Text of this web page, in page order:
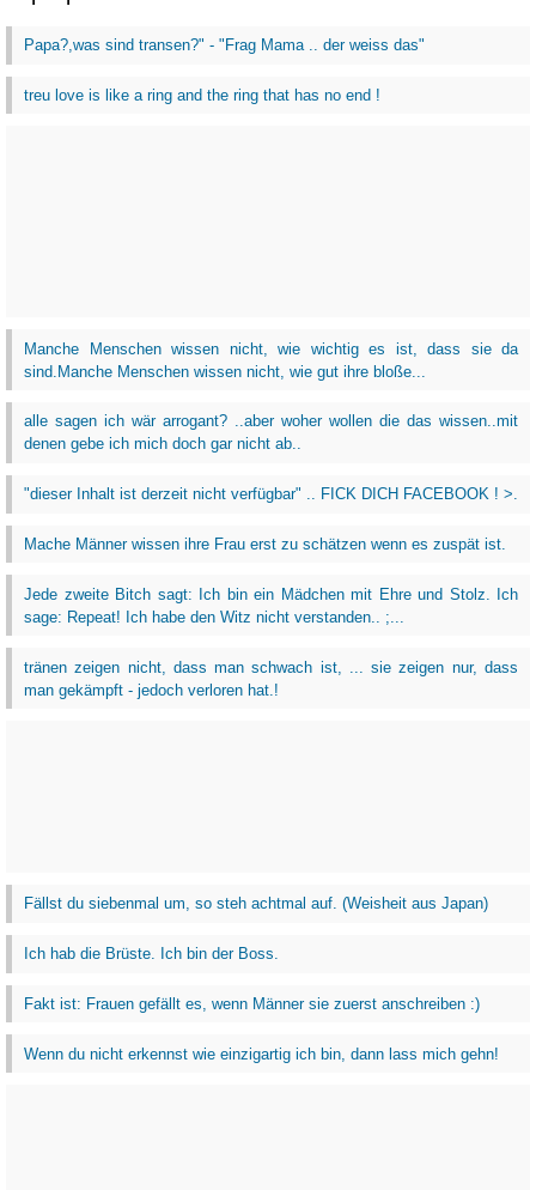
Papa?,was sind transen?" - "Frag Mama .. der weiss das"
treu love is like a ring and the ring that has no end !
Manche Menschen wissen nicht, wie wichtig es ist, dass sie da
sind.Manche Menschen wissen nicht, wie gut ihre bloße...
alle sagen ich wär arrogant? ..aber woher wollen die das wissen..mit
denen gebe ich mich doch gar nicht ab..
"dieser Inhalt ist derzeit nicht verfügbar" .. FICK DICH FACEBOOK ! >.
Mache Männer wissen ihre Frau erst zu schätzen wenn es zuspät ist.
Jede zweite Bitch sagt: Ich bin ein Mädchen mit Ehre und Stolz. Ich
sage: Repeat! Ich habe den Witz nicht verstanden.. ;...
tränen zeigen nicht, dass man schwach ist, ... sie zeigen nur, dass
man gekämpft - jedoch verloren hat.!
Fällst du siebenmal um, so steh achtmal auf. (Weisheit aus Japan)
Ich hab die Brüste. Ich bin der Boss.
Fakt ist: Frauen gefällt es, wenn Männer sie zuerst anschreiben :)
Wenn du nicht erkennst wie einzigartig ich bin, dann lass mich gehn!